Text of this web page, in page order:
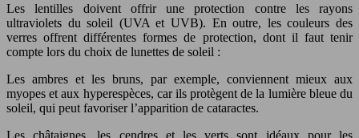
Les lentilles doivent offrir une protection contre les rayons
ultraviolets du soleil (UVA et UVB). En outre, les couleurs des
verres offrent différentes formes de protection, dont il faut tenir
compte lors du choix de lunettes de soleil :
Les ambres et les bruns, par exemple, conviennent mieux aux
myopes et aux hyperespèces, car ils protègent de la lumière bleue du
soleil, qui peut favoriser l’apparition de cataractes.
Les châtaignes, les cendres et les verts sont idéaux pour les